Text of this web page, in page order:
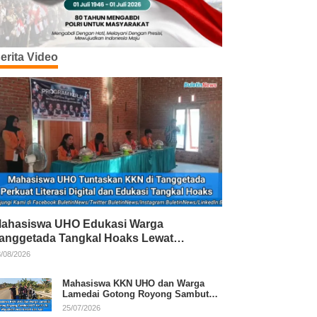
Video
UHO Edukasi Warga
Tangkal Hoaks Lewat
Literasi
08/2026
Mahasiswa KKN UHO dan Warga
Lamedai Gotong Royong Sambut
HUT Ke-81 RI
25/07/2026